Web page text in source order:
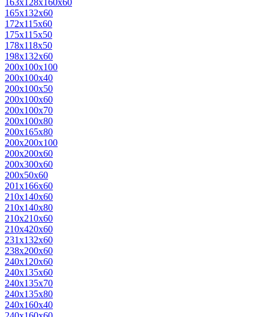
165х132х60
172х115х60
175х115х50
178х118х50
198х132х60
200х100х100
200х100х40
200х100х50
200х100х60
200х100х70
200х100х80
200х165х80
200х200х100
200х200х60
200х300х60
200х50х60
201х166х60
210х140х60
210х140х80
210х210х60
210х420х60
231х132х60
238х200х60
240х120х60
240х135х60
240х135х70
240х135х80
240х160х40